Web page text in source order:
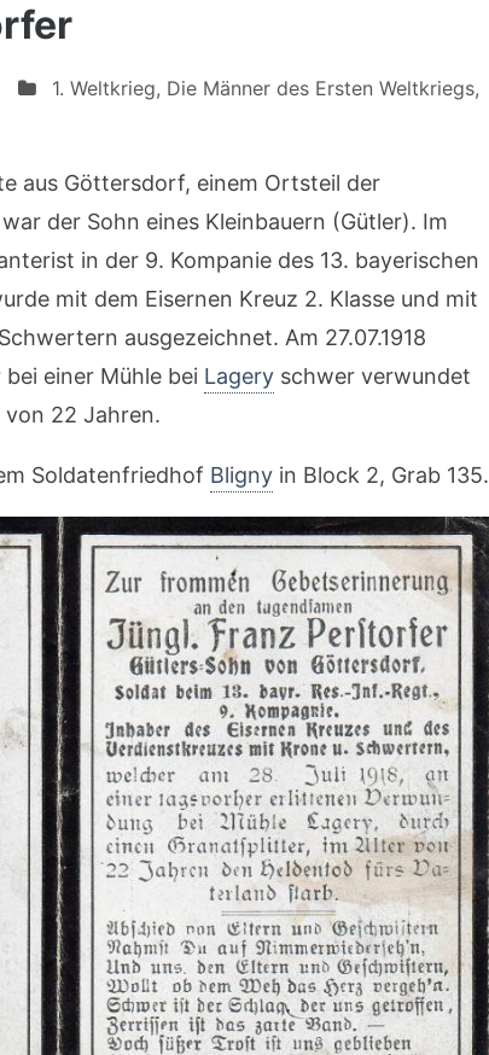
1. Weltkrieg, Die Männer des Ersten Weltkriegs,
aus Göttersdorf, einem Ortsteil der
der Sohn eines Kleinbauern (Gütler). Im
in der 9. Kompanie des 13. bayerischen
mit dem Eisernen Kreuz 2. Klasse und mit
ausgezeichnet. Am 27.07.1918
einer Mühle bei Lagery schwer verwundet
von 22 Jahren.
Soldatenfriedhof Bligny in Block 2, Grab 135.